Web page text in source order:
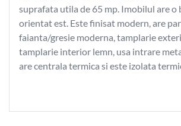
suprafata utila de 65 mp. Imobilul are o
orientat est. Este finisat modern, are
faianta/gresie moderna, tamplarie
tamplarie interior lemn, usa intrare
are centrala termica si este izolata